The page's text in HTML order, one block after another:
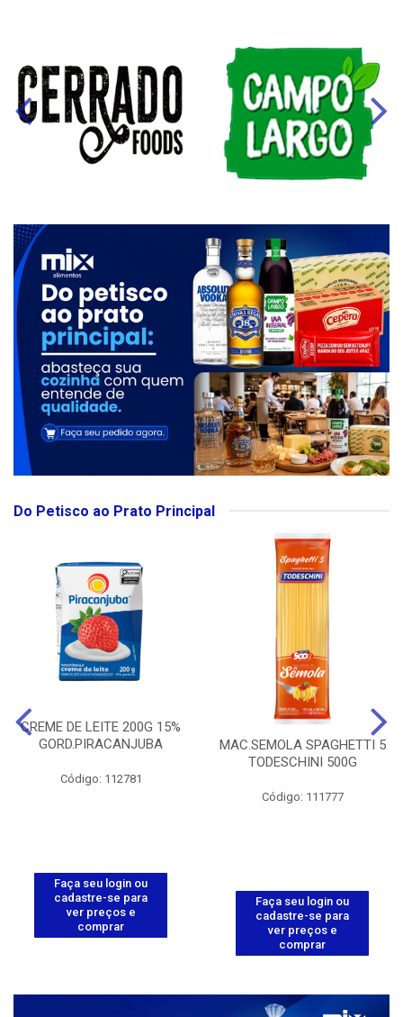
Do Petisco ao Prato Principal
CREME DE LEITE 200G 15%
GORD.PIRACANJUBA
Código: 112781
Faça seu login ou
cadastre-se para
ver preços e
comprar
MAC.SEMOLA SPAGHETTI 5
TODESCHINI 500G
Código: 111777
Faça seu login ou
cadastre-se para
ver preços e
comprar